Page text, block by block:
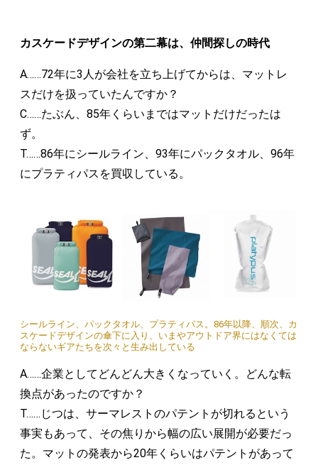
カスケードデザインの第二幕は、仲間探しの時代
A……72年に3人が会社を立ち上げてからは、マットレ
スだけを扱っていたんですか？
C……たぶん、85年くらいまではマットだけだったは
ず。
T……86年にシールライン、93年にパックタオル、96年
にプラティパスを買収している。
シールライン、パックタオル、プラティパス。86年以降、順次、カ
スケードデザインの傘下に入り、いまやアウトドア界にはなくては
ならないギアたちを次々と生み出している
A……企業としてどんどん大きくなっていく。どんな転
換点があったのですか？
T……じつは、サーマレストのパテントが切れるという
事実もあって、その焦りから幅の広い展開が必要だっ
た。マットの発表から20年くらいはパテントがあって